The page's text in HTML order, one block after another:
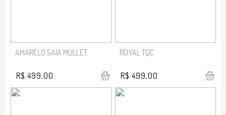
AMARELO SAIA MULLET
R$ 499,00
ROYAL TQC
R$ 499,00